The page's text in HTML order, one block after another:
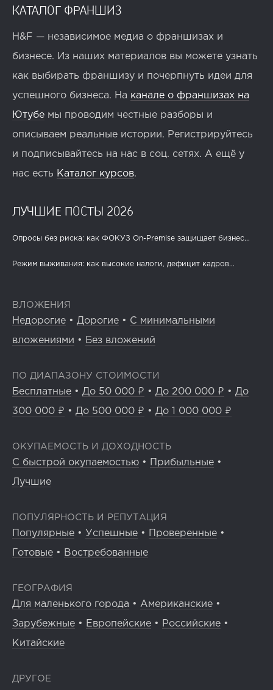
КАТАЛОГ ФРАНШИЗ
H&F — независимое медиа о франшизах и
бизнесе. Из наших материалов вы можете узнать
как выбирать франшизу и почерпнуть идеи для
успешного бизнеса. На канале о франшизах на
Ютубе мы проводим честные разборы и
описываем реальные истории. Регистрируйтесь
и подписывайтесь на нас в соц. сетях. А ещё у
нас есть Каталог курсов.
ЛУЧШИЕ ПОСТЫ 2026
Опросы без риска: как ФОКУЗ On-Premise защищает бизнес...
Режим выживания: как высокие налоги, дефицит кадров...
ВЛОЖЕНИЯ
Недорогие • Дорогие • С минимальными
вложениями • Без вложений
ПО ДИАПАЗОНУ СТОИМОСТИ
Бесплатные • До 50 000 ₽ • До 200 000 ₽ • До
300 000 ₽ • До 500 000 ₽ • До 1 000 000 ₽
ОКУПАЕМОСТЬ И ДОХОДНОСТЬ
С быстрой окупаемостью • Прибыльные •
Лучшие
ПОПУЛЯРНОСТЬ И РЕПУТАЦИЯ
Популярные • Успешные • Проверенные •
Готовые • Востребованные
ГЕОГРАФИЯ
Для маленького города • Американские •
Зарубежные • Европейские • Российские •
Китайские
ДРУГОЕ